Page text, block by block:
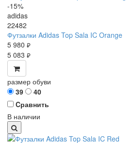
-15%
adidas
22482
Футзалки Adidas Top Sala IC Orange
5 980 руб.
5 083 руб.
размер обуви
39
40
Cравнить
В наличии